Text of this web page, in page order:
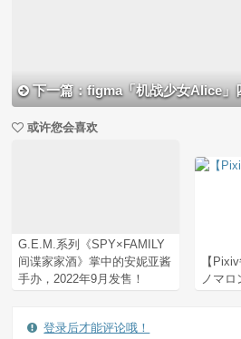
下一篇：figma「机战少女Alice」
或许您会喜欢
G.E.M.系列《SPY×FAMILY
间谍家家酒》掌中的安妮亚酱
手办，2022年9月发售！
【
ノマロ
登录后才能评论哦！